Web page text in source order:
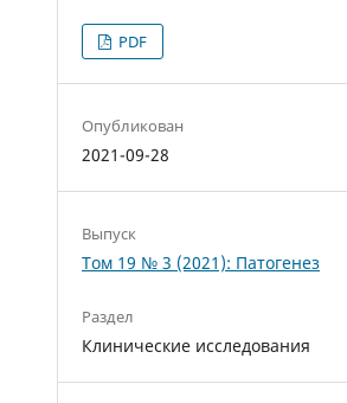
PDF
Опубликован
2021-09-28
Выпуск
Том 19 № 3 (2021): Патогенез
Раздел
Клинические исследования